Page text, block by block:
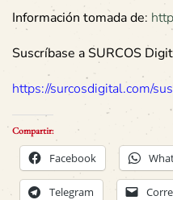
Información tomada de:
Suscríbase a SURCOS
https://surcosdigital.com/
Compartir:
Facebook
Telegram